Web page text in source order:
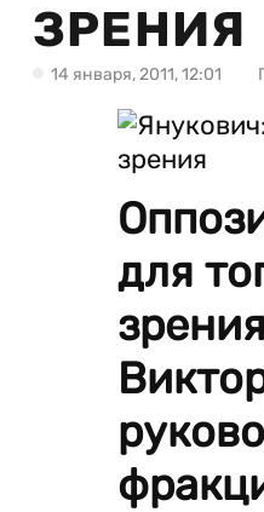
ЗРЕНИЯ
14 января, 2011, 12:01
для